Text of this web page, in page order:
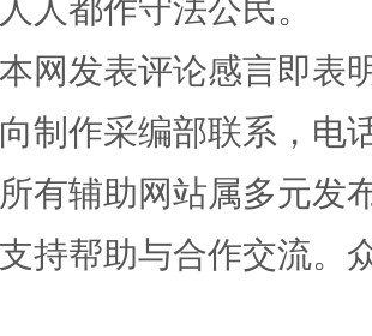
制助力责任有效落实 一纸欠
人都作守法公民。
网发表评论感言即表
制作采编部联系，电
有辅助网站属多元发
持帮助与合作交流。